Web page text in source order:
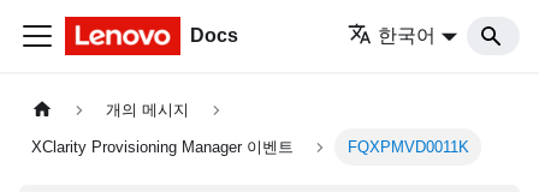
Docs 한국어
개의 메시지
XClarity Provisioning Manager 이벤트 FQXPMVD0011K